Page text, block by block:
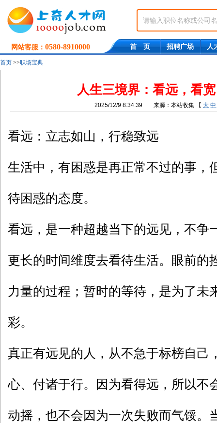
网站客服：0580-8910000 首 页 招聘广场 人
首页 >>职场宝典
人生三境界：看远，看
2025/12/9 8:34:39 来源：本站收集 【 大 中
看远：立志如山，行稳致远
生活中，有困惑是再正常不过的事，
待困惑的态度。
看远，是一种超越当下的远见，不争
更长的时间维度去看待生活。眼前的
力量的过程；暂时的等待，是为了未
彩。
真正有远见的人，从不急于标榜自己
心、付诸于行。因为看得远，所以不
动摇，也不会因为一次失败而气馁。